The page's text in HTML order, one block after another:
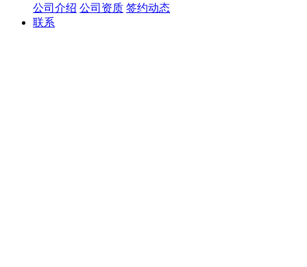
公司介绍 公司资质 签约动态
联系